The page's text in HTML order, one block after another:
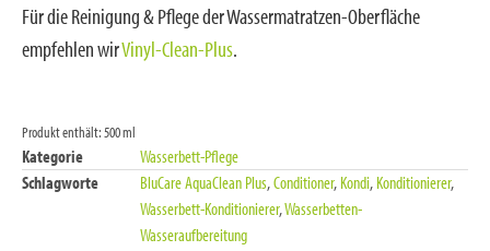
Für die Reinigung & Pflege der Wassermatratzen-Oberfläche
empfehlen wirVinyl-Clean-Plus.
Produkt enthält: 500ml
Kategorie
Wasserbett-Pflege
Schlagworte
BluCare AquaClean Plus,Conditioner, Kondi, Konditionierer,
Wasserbett-Konditionierer,Wasserbetten-
Wasseraufbereitung